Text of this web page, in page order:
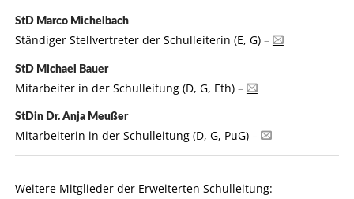
StD Marco Michelbach
Ständiger Stellvertreter der Schulleiterin (E, G)–
StD Michael Bauer
Mitarbeiter in der Schulleitung (D, G, Eth)–
StDin Dr. Anja Meußer
Mitarbeiterin in der Schulleitung (D, G, PuG)–
Weitere Mitglieder der Erweiterten Schulleitung: